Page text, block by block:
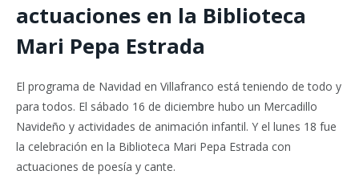
actuaciones en la Biblioteca
Mari Pepa Estrada
El programa de Navidad en Villafranco está teniendo de todo y
para todos. El sábado 16 de diciembre hubo un Mercadillo
Navideño y actividades de animación infantil. Y el lunes 18 fue
la celebración en la Biblioteca Mari Pepa Estrada con
actuaciones de poesía y cante.